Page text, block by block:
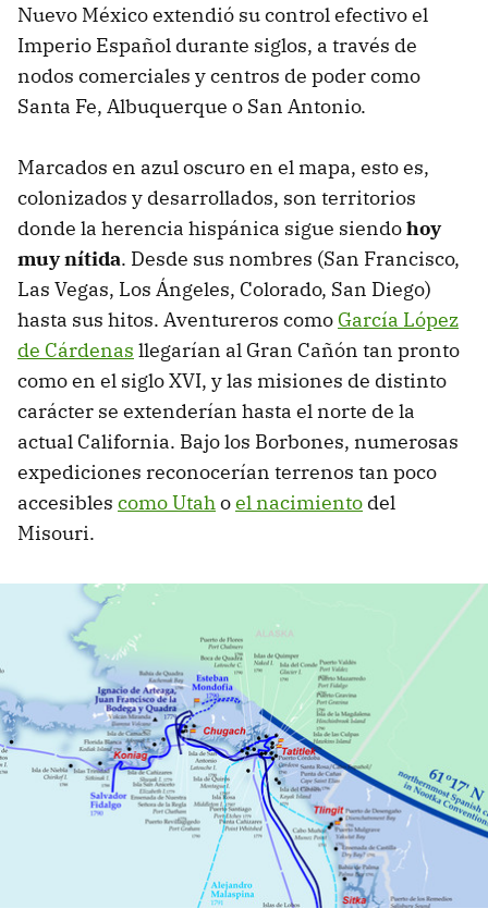
Nuevo México extendió su control efectivo el
Imperio Español durante siglos, a través de
nodos comerciales y centros de poder como
Santa Fe, Albuquerque o San Antonio.
Marcados en azul oscuro en el mapa, esto es,
colonizados y desarrollados, son territorios
donde la herencia hispánica sigue siendohoy
muy nítida. Desde sus nombres (San Francisco,
Las Vegas, Los Ángeles, Colorado, San Diego)
hasta sus hitos. Aventureros como García López
de Cárdenas llegarían al Gran Cañón tan pronto
como en el siglo XVI, y las misiones de distinto
carácter se extenderían hasta el norte de la
actual California. Bajo los Borbones, numerosas
expediciones reconocerían terrenos tan poco
accesibles como Utahoel nacimiento del
Misouri.